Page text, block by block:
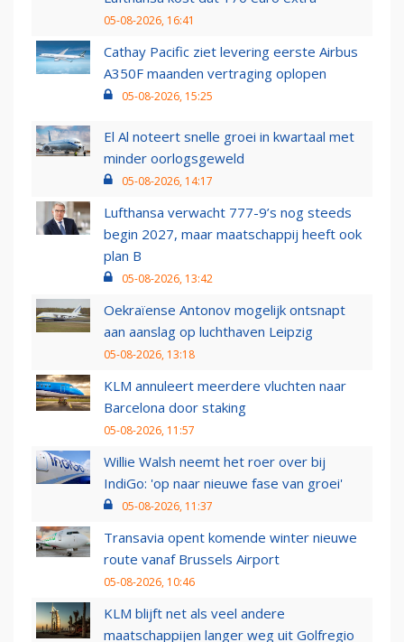
05-08-2026, 16:41
Cathay Pacific ziet levering eerste Airbus
A350F maanden vertraging oplopen
05-08-2026, 15:25
El Al noteert snelle groei in kwartaal met
minder oorlogsgeweld
05-08-2026, 14:17
Lufthansa verwacht 777-9’s nog steeds
begin 2027, maar maatschappij heeft ook
plan B
05-08-2026, 13:42
Oekraïense Antonov mogelijk ontsnapt
aan aanslag op luchthaven Leipzig
05-08-2026, 13:18
KLM annuleert meerdere vluchten naar
Barcelona door staking
05-08-2026, 11:57
Willie Walsh neemt het roer over bij
IndiGo: 'op naar nieuwe fase van groei'
05-08-2026, 11:37
Transavia opent komende winter nieuwe
route vanaf Brussels Airport
05-08-2026, 10:46
KLM blijft net als veel andere
maatschappijen langer weg uit Golfregio